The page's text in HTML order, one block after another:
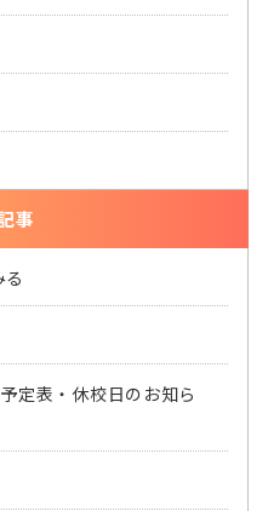
事
定表・休校日のお知ら